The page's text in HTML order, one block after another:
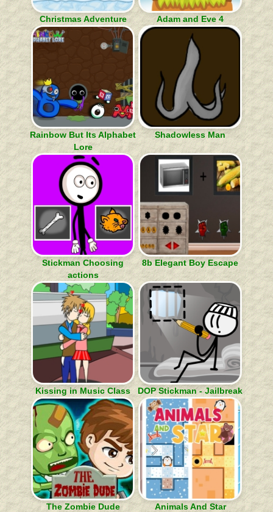
Christmas Adventure Adam and Eve 4
Rainbow But Its Alphabet
Lore
Shadowless Man
Stickman Choosing
actions
8b Elegant Boy Escape
Kissing in Music Class DOP Stickman - Jailbreak
The Zombie Dude Animals And Star